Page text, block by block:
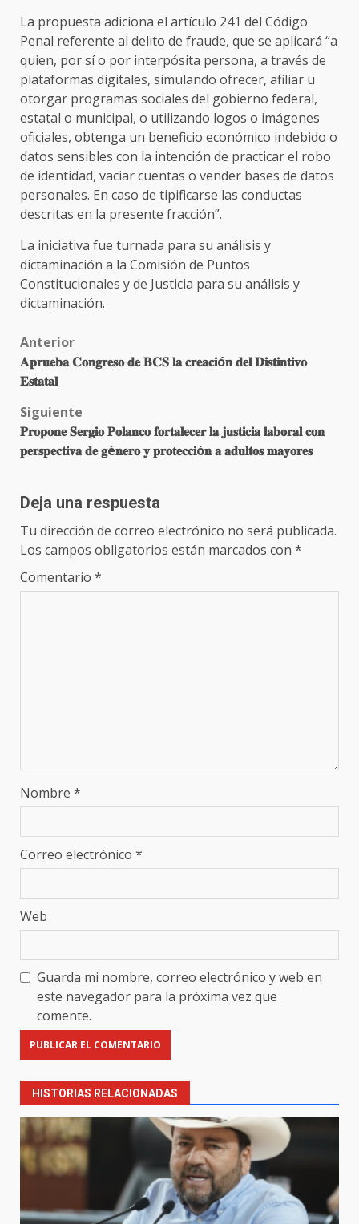
La propuesta adiciona el artículo 241 del Código
Penal referente al delito de fraude, que se aplicará “a
quien, por sí o por interpósita persona, a través de
plataformas digitales, simulando ofrecer, afiliar u
otorgar programas sociales del gobierno federal,
estatal o municipal, o utilizando logos o imágenes
oficiales, obtenga un beneficio económico indebido o
datos sensibles con la intención de practicar el robo
de identidad, vaciar cuentas o vender bases de datos
personales. En caso de tipificarse las conductas
descritas en la presente fracción”.
La iniciativa fue turnada para su análisis y
dictaminación a la Comisión de Puntos
Constitucionales y de Justicia para su análisis y
dictaminación.
Post
navigation
Anterior
𝐀𝐩𝐫𝐮𝐞𝐛𝐚 𝐂𝐨𝐧𝐠𝐫𝐞𝐬𝐨 𝐝𝐞 𝐁𝐂𝐒 𝐥𝐚 𝐜𝐫𝐞𝐚𝐜𝐢ó𝐧 𝐝𝐞𝐥 𝐃𝐢𝐬𝐭𝐢𝐧𝐭𝐢𝐯𝐨
𝐄𝐬𝐭𝐚𝐭𝐚𝐥
Siguiente
𝐏𝐫𝐨𝐩𝐨𝐧𝐞 𝐒𝐞𝐫𝐠𝐢𝐨 𝐏𝐨𝐥𝐚𝐧𝐜𝐨 𝐟𝐨𝐫𝐭𝐚𝐥𝐞𝐜𝐞𝐫 𝐥𝐚 𝐣𝐮𝐬𝐭𝐢𝐜𝐢𝐚 𝐥𝐚𝐛𝐨𝐫𝐚𝐥 𝐜𝐨𝐧
𝐩𝐞𝐫𝐬𝐩𝐞𝐜𝐭𝐢𝐯𝐚 𝐝𝐞 𝐠é𝐧𝐞𝐫𝐨 𝐲 𝐩𝐫𝐨𝐭𝐞𝐜𝐜𝐢ó𝐧 𝐚 𝐚𝐝𝐮𝐥𝐭𝐨𝐬 𝐦𝐚𝐲𝐨𝐫𝐞𝐬
Deja una respuesta
Tu dirección de correo electrónico no será publicada.
Los campos obligatorios están marcados con *
Comentario *
Nombre *
Correo electrónico *
Web
Guarda mi nombre, correo electrónico y web en
este navegador para la próxima vez que
comente.
HISTORIAS RELACIONADAS